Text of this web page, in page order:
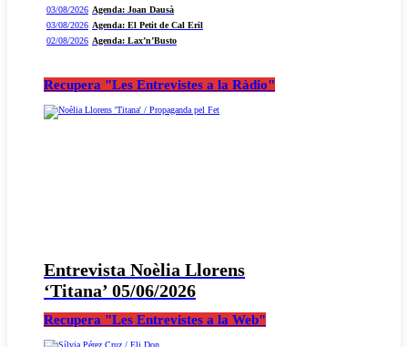
03/08/2026 Agenda: Joan Dausà
03/08/2026 Agenda: El Petit de Cal Eril
02/08/2026 Agenda: Lax’n’Busto
Recupera "Les Entrevistes a la Ràdio"
Entrevista Noèlia Llorens
‘Titana’ 05/06/2026
Recupera "Les Entrevistes a la Web"